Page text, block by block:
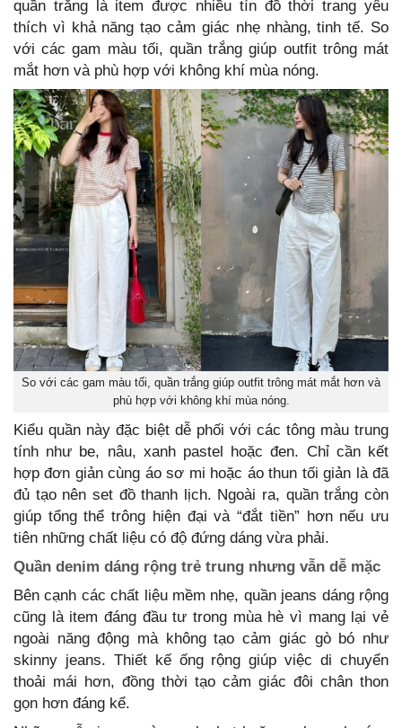
quần trắng là item được nhiều tín đồ thời trang yêu
thích vì khả năng tạo cảm giác nhẹ nhàng, tinh tế. So
với các gam màu tối, quần trắng giúp outfit trông mát
mắt hơn và phù hợp với không khí mùa nóng.
So với các gam màu tối, quần trắng giúp outfit trông mát mắt hơn và
phù hợp với không khí mùa nóng.
Kiểu quần này đặc biệt dễ phối với các tông màu trung
tính như be, nâu, xanh pastel hoặc đen. Chỉ cần kết
hợp đơn giản cùng áo sơ mi hoặc áo thun tối giản là đã
đủ tạo nên set đồ thanh lịch. Ngoài ra, quần trắng còn
giúp tổng thể trông hiện đại và “đắt tiền” hơn nếu ưu
tiên những chất liệu có độ đứng dáng vừa phải.
Quần denim dáng rộng trẻ trung nhưng vẫn dễ mặc
Bên cạnh các chất liệu mềm nhẹ, quần jeans dáng rộng
cũng là item đáng đầu tư trong mùa hè vì mang lại vẻ
ngoài năng động mà không tạo cảm giác gò bó như
skinny jeans. Thiết kế ống rộng giúp việc di chuyển
thoải mái hơn, đồng thời tạo cảm giác đôi chân thon
gọn hơn đáng kể.